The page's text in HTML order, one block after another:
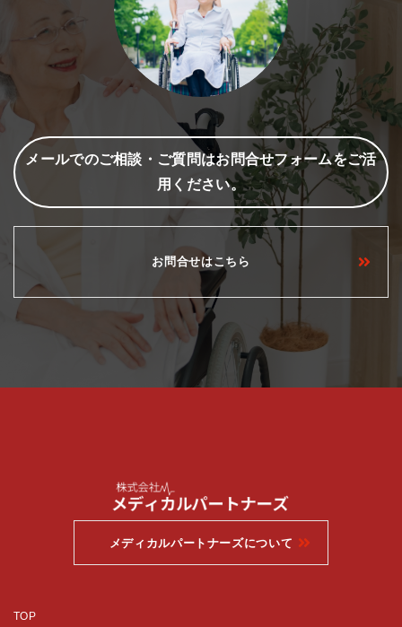
メールでのご相談・ご質問はお問合せフォームをご活
用ください。
お問合せはこちら
メディカルパートナーズについて
TOP